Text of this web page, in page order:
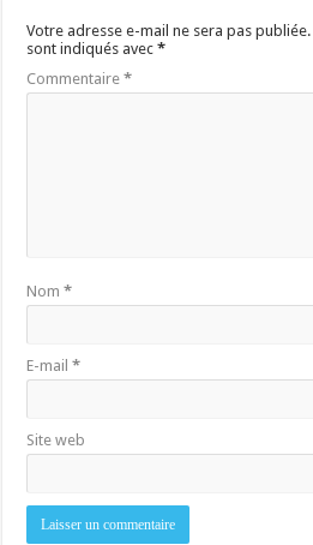
Votre adresse e-mail ne sera pas publiée.
sont indiqués avec*
Commentaire*
Nom*
E-mail*
Site web